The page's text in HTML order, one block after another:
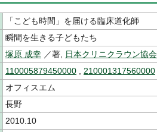
「こども時間」を届ける臨床道化師
瞬間を生きる子どもたち
塚原 成幸 ／著,
日本クリニクラウン協会
110005879450000
210001317560000
オフィスエム
長野
2010.10